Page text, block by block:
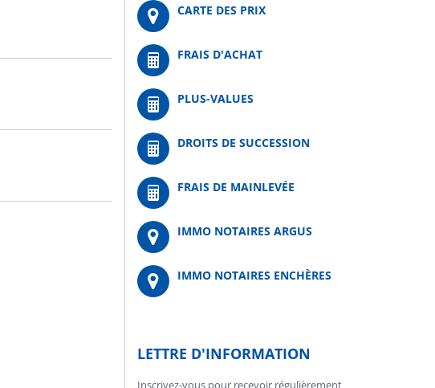
CARTE DES PRIX
FRAIS D'ACHAT
PLUS-VALUES
DROITS DE SUCCESSION
FRAIS DE MAINLEVÉE
IMMO NOTAIRES ARGUS
IMMO NOTAIRES ENCHÈRES
LETTRE D'INFORMATION
Inscrivez-vous pour recevoir régulièrement